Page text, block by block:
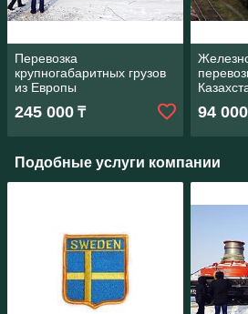
Перевозка
крупногабаритных грузов
из Европы
245 000 ₸ 94 000
Подобные услуги компании